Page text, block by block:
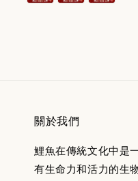
關於我們
鯉魚在傳統文化中是
有生命力和活力的生